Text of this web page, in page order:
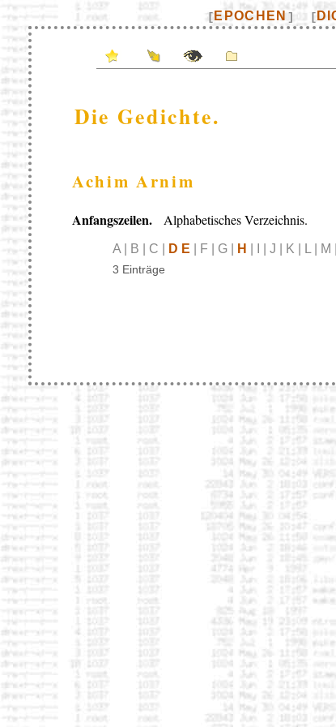
[ EPOCHEN ] [
Die Gedichte.
Achim Arnim
Anfangszeilen. Alphabetisches Verzeichnis.
A | B | C | D E | F | G | H | I | J | K | L |
3 Einträge